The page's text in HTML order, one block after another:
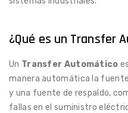
¿Qué es un Transfer
Un Transfer Automático
manera automática la
y una fuente de respaldo,
fallas en el suministro